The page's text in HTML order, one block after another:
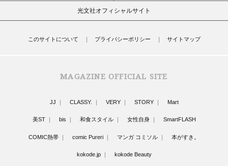
光文社オフィシャルサイト
このサイトについて プライバシーポリシー サイトマップ
MAGAZINE OFFICIAL SITE
JJ CLASSY. VERY STORY Mart
美ST bis 和食スタイル 女性自身 SmartFLASH
COMIC熱帯 comic Pureri マンガ コミソル 本がすき。
kokode.jp kokode Beauty